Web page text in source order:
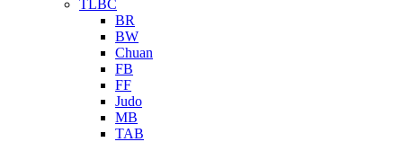
TLBC
BR
BW
Chuan
FB
FF
Judo
MB
TAB